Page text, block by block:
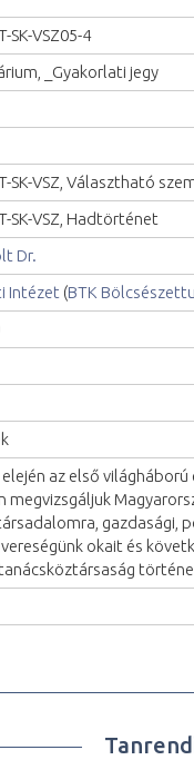
SK-VSZ05-4
_Gyakorlati jegy
SK-VSZ, Választható
SK-VSZ, Hadtörténet
Dr.
Intézet (BTK
elején az első
megvizsgáljuk
gazdasági,
okait és